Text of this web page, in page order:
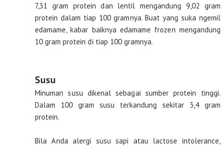
7,31 gram protein dan lentil mengandung 9,02 gram
protein dalam tiap 100 gramnya. Buat yang suka ngemil
edamame, kabar baiknya edamame frozen mengandung
10 gram protein di tiap 100 gramnya.
Susu
Minuman susu dikenal sebagai sumber protein tinggi.
Dalam 100 gram susu terkandung sekitar 3,4 gram
protein.
Bila Anda alergi susu sapi atau lactose intolerance,